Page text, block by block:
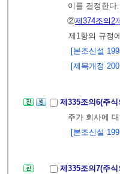
이를 결정한
②제374조의2
제1항의 규정
[본조신설
[제목개정
제335조의6(주
주가 회사에
[본조신설
제335조의7(주